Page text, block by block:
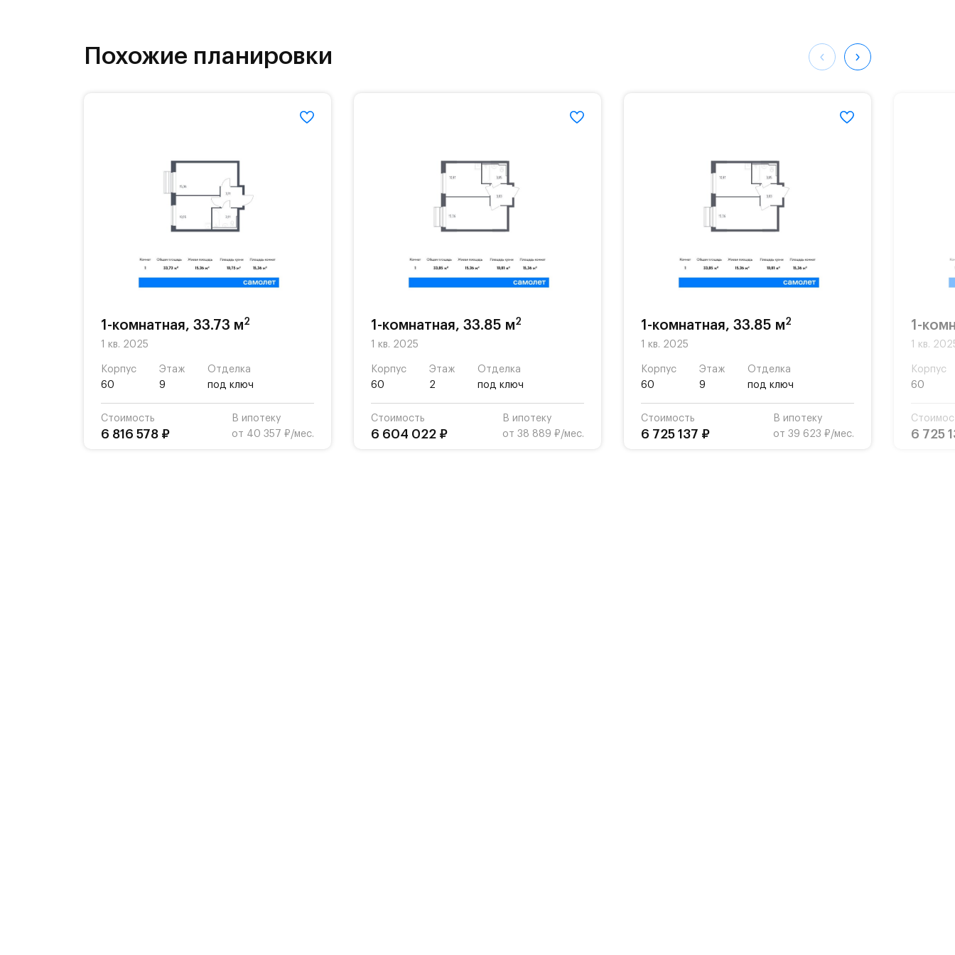
На территории квартала возведут детский сад и школу. Также для наиболее одарённых
Для автомобилистов — закрытые озеленённые парковки.
Похожие планировки
1-комнатная, 33.73 м2
1 кв. 2025
Корпус
60
Этаж
9
Отделка
под ключ
Стоимость
6 816 578 ₽
В ипотеку
от 40 357 ₽/мес.
1-комнатная, 33.85 м2
1 кв. 2025
Корпус
60
Этаж
2
Отделка
под ключ
Стоимость
6 604 022 ₽
В ипотеку
от 38 889 ₽/мес.
1-комнатная, 33.85 м2
1 кв. 2025
Корпус
60
Этаж
9
Отделка
под ключ
Стоимость
6 725 137 ₽
В ипотеку
от 39 623 ₽/мес.
1-
1 кв.
Корпус
60
6 725